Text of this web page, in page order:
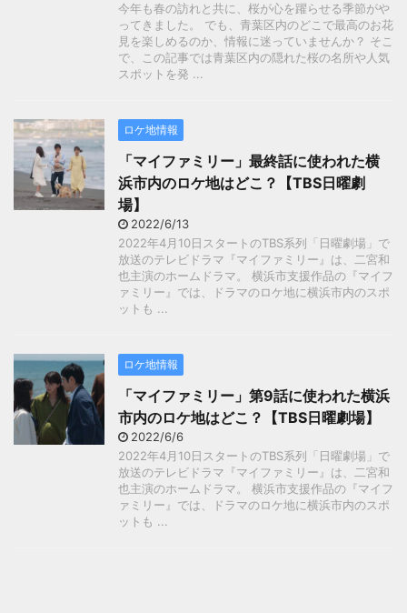
今年も春の訪れと共に、桜が心を躍らせる季節がや
ってきました。 でも、青葉区内のどこで最高のお花
見を楽しめるのか、情報に迷っていませんか？ そこ
で、この記事では青葉区内の隠れた桜の名所や人気
スポットを発 ...
ロケ地情報
「マイファミリー」最終話に使われた横
浜市内のロケ地はどこ？【TBS日曜劇
場】
2022/6/13
2022年4月10日スタートのTBS系列「日曜劇場」で
放送のテレビドラマ『マイファミリー』は、二宮和
也主演のホームドラマ。 横浜市支援作品の『マイフ
ァミリー』では、ドラマのロケ地に横浜市内のスポ
ットも ...
ロケ地情報
「マイファミリー」第9話に使われた横浜
市内のロケ地はどこ？【TBS日曜劇場】
2022/6/6
2022年4月10日スタートのTBS系列「日曜劇場」で
放送のテレビドラマ『マイファミリー』は、二宮和
也主演のホームドラマ。 横浜市支援作品の『マイフ
ァミリー』では、ドラマのロケ地に横浜市内のスポ
ットも ...